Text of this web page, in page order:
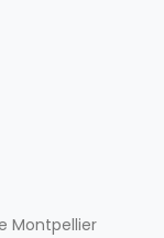
Montpellier